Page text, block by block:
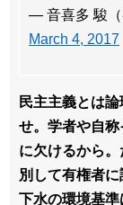
— 音喜多 駿（
March 4, 2017
民主主義とは
せ。学者や自
に欠けるから
別して有権者
下水の環境基